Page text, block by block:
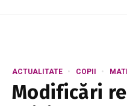
ACTUALITATE COPII
Modificări